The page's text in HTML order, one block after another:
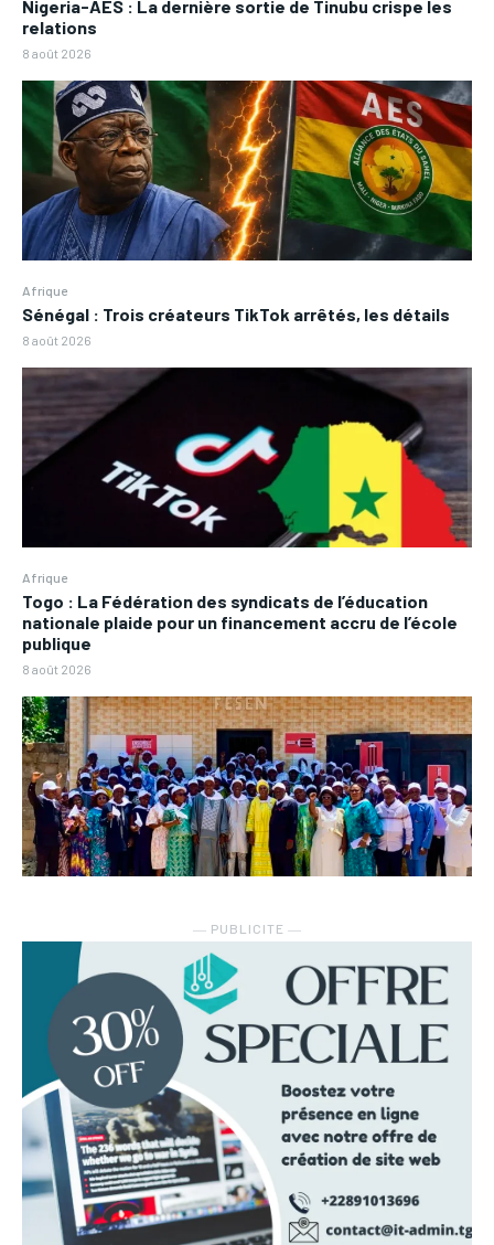
Nigeria-AES : La dernière sortie de Tinubu crispe les
relations
8 août 2026
Afrique
Sénégal : Trois créateurs TikTok arrêtés, les détails
8 août 2026
Afrique
Togo : La Fédération des syndicats de l’éducation
nationale plaide pour un financement accru de l’école
publique
8 août 2026
― PUBLICITE ―